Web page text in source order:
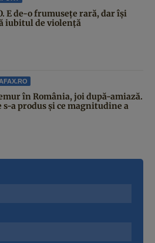
E de-o frumusețe rară, dar își
iubitul de violență
în România, joi după-amiază.
s-a produs și ce magnitudine a